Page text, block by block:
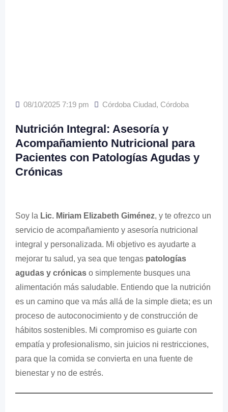
08/10/2025 7:19 pm Córdoba Ciudad, Córdoba
Nutrición Integral: Asesoría y
Acompañamiento Nutricional para
Pacientes con Patologías Agudas y
Crónicas
Soy la Lic. Miriam Elizabeth Giménez, y te ofrezco un
servicio de acompañamiento y asesoría nutricional
integral y personalizada. Mi objetivo es ayudarte a
mejorar tu salud, ya sea que tengas patologías
agudas y crónicas o simplemente busques una
alimentación más saludable. Entiendo que la nutrición
es un camino que va más allá de la simple dieta; es un
proceso de autoconocimiento y de construcción de
hábitos sostenibles. Mi compromiso es guiarte con
empatía y profesionalismo, sin juicios ni restricciones,
para que la comida se convierta en una fuente de
bienestar y no de estrés.